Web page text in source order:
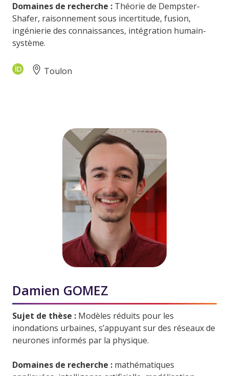
Domaines de recherche : Théorie de Dempster-
Shafer, raisonnement sous incertitude, fusion,
ingénierie des connaissances, intégration humain-
système.
Toulon
Damien GOMEZ
Sujet de thèse : Modèles réduits pour les
inondations urbaines, s’appuyant sur des réseaux de
neurones informés par la physique.
Domaines de recherche : mathématiques